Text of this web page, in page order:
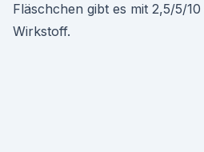
Fläschchen gibt es mit 2,5/5/
Wirkstoff.